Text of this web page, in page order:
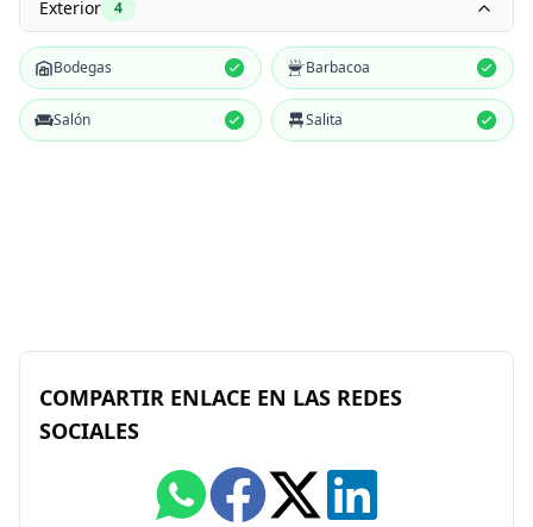
Exterior 4
Bodegas Barbacoa
Salón Salita
COMPARTIR ENLACE EN LAS REDES
SOCIALES